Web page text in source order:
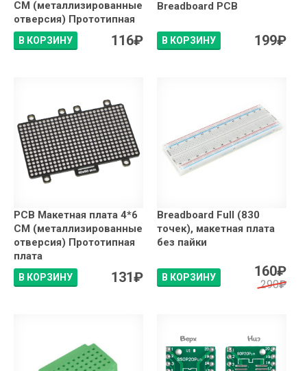
СМ (металлизированные
отверсия) Прототипная
В КОРЗИНУ 116₽
Breadboard PCB
В КОРЗИНУ 199₽
PCB Макетная плата 4*6
СМ (металлизированные
отверсия) Прототипная
плата
В КОРЗИНУ 131₽
Breadboard Full (830
точек), макетная плата
без пайки
В КОРЗИНУ 160₽
290₽